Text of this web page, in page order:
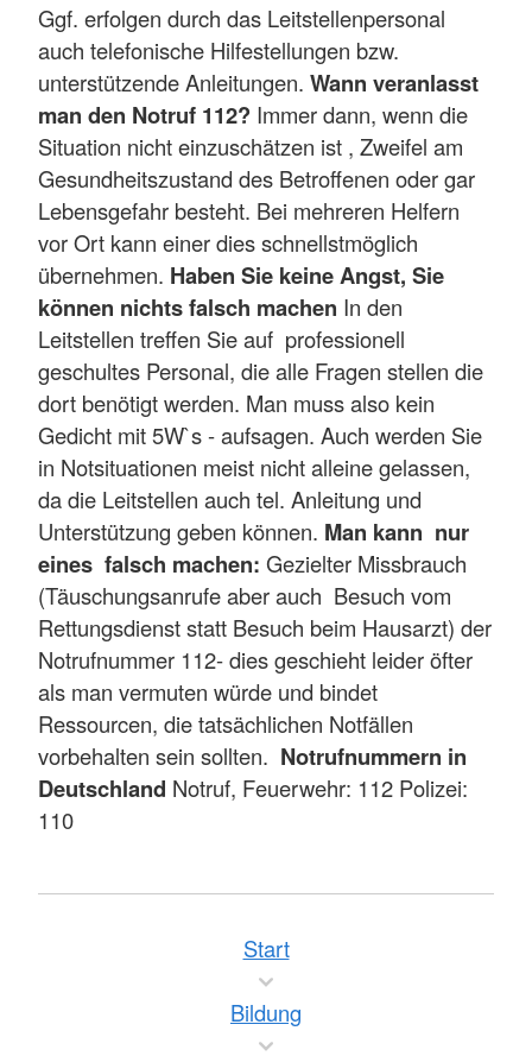
Ggf. erfolgen durch das Leitstellenpersonal
auch telefonische Hilfestellungen bzw.
unterstützende Anleitungen. Wann veranlasst
man den Notruf 112? Immer dann, wenn die
Situation nicht einzuschätzen ist , Zweifel am
Gesundheitszustand des Betroffenen oder gar
Lebensgefahr besteht. Bei mehreren Helfern
vor Ort kann einer dies schnellstmöglich
übernehmen. Haben Sie keine Angst, Sie
können nichts falsch machen In den
Leitstellen treffen Sie auf professionell
geschultes Personal, die alle Fragen stellen die
dort benötigt werden. Man muss also kein
Gedicht mit 5W`s - aufsagen. Auch werden Sie
in Notsituationen meist nicht alleine gelassen,
da die Leitstellen auch tel. Anleitung und
Unterstützung geben können. Man kann nur
eines falsch machen: Gezielter Missbrauch
(Täuschungsanrufe aber auch Besuch vom
Rettungsdienst statt Besuch beim Hausarzt) der
Notrufnummer 112- dies geschieht leider öfter
als man vermuten würde und bindet
Ressourcen, die tatsächlichen Notfällen
vorbehalten sein sollten. Notrufnummern in
Deutschland Notruf, Feuerwehr: 112 Polizei:
110
Start
Bildung